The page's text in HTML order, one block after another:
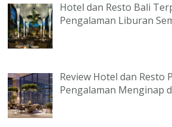
Hotel dan Resto Bali
Pengalaman Liburan
Review Hotel dan Resto
Pengalaman Menginap